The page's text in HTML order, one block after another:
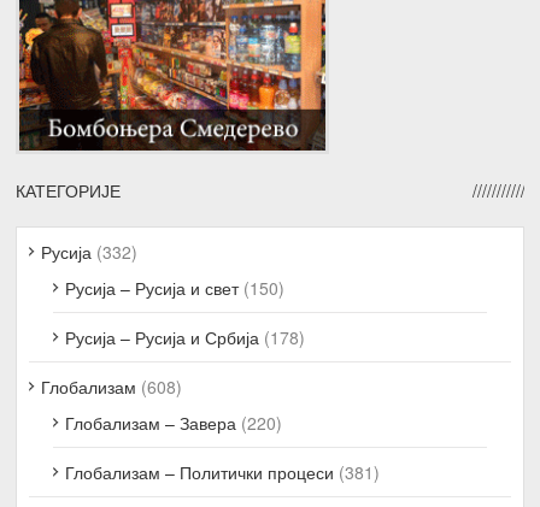
КАТЕГОРИЈЕ
Русија (332)
Русија – Русија и свет(150)
Русија – Русија и Србија (178)
Глобализам (608)
Глобализам – Завера (220)
Глобализам – Политички процеси (381)